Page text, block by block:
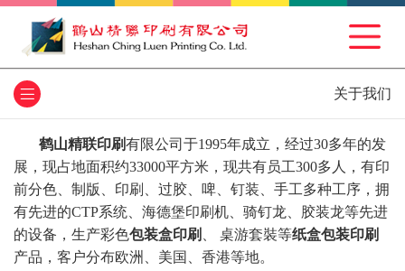
关于我们
鹤山精联印刷有限公司于1995年成立，经过30多年的发
展，现占地面积约33000平方米，现共有员工300多人，有印
前分色、制版、印刷、过胶、啤、钉装、手工多种工序，拥
有先进的CTP系统、海德堡印刷机、骑钉龙、胶装龙等先进
的设备，生产彩色包装盒印刷 、 桌游套裝等纸盒包装印刷
产品，客户分布欧洲、美国、香港等地。